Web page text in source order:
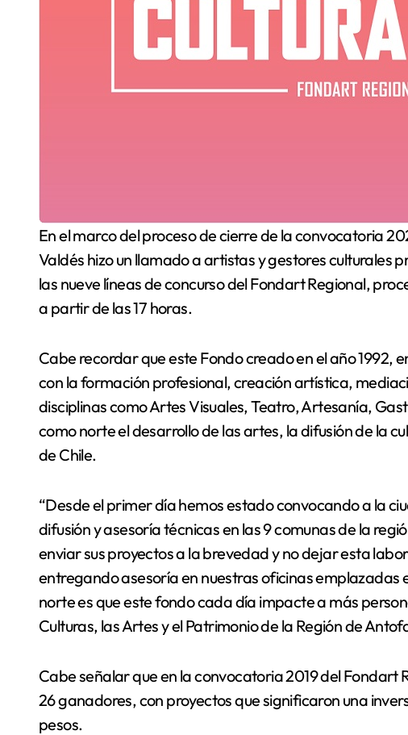
En el marco del proceso de cierre de la convocatoria 2020 de los Fondos Cultura, la Seremi Gloria
Valdés hizo un llamado a artistas y gestores culturales
las nueve líneas de concurso del Fondart Regional,
a partir de las 17 horas.
Cabe recordar que este Fondo creado en el año 1992,
con la formación profesional, creación artística,
disciplinas como Artes Visuales, Teatro, Artesanía,
como norte el desarrollo de las artes, la difusión de la
de Chile.
“Desde el primer día hemos estado convocando a la
difusión y asesoría técnicas en las 9 comunas de la
enviar sus proyectos a la brevedad y no dejar esta
entregando asesoría en nuestras oficinas emplazadas
norte es que este fondo cada día impacte a más
Culturas, las Artes y el Patrimonio de la Región de
Cabe señalar que en la convocatoria 2019 del
26 ganadores, con proyectos que significaron una
pesos.